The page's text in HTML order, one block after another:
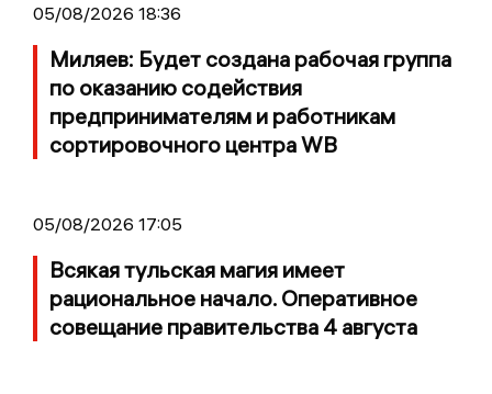
05/08/2026 18:36
Миляев: Будет создана рабочая группа
по оказанию содействия
предпринимателям и работникам
сортировочного центра WB
05/08/2026 17:05
Всякая тульская магия имеет
рациональное начало. Оперативное
совещание правительства 4 августа